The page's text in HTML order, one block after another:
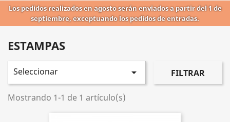
Los pedidos realizados en agosto serán enviados a partir del 1 de
septiembre, exceptuando los pedidos de entradas.
ESTAMPAS
Seleccionar  FILTRAR
Mostrando 1-1 de 1 artículo(s)